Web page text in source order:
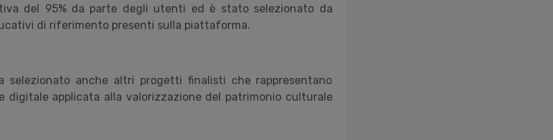
del 95% da parte degli utenti ed è stato selezionato da
di riferimento presenti sulla piattaforma.
selezionato anche altri progetti finalisti che rappresentano
digitale applicata alla valorizzazione del patrimonio culturale